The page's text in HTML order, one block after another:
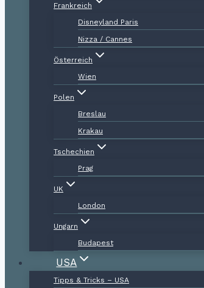
Frankreich
Disneyland Paris
Nizza / Cannes
Österreich
Wien
Polen
Breslau
Krakau
Tschechien
Prag
UK
London
Ungarn
Budapest
USA
Tipps & Tricks – USA